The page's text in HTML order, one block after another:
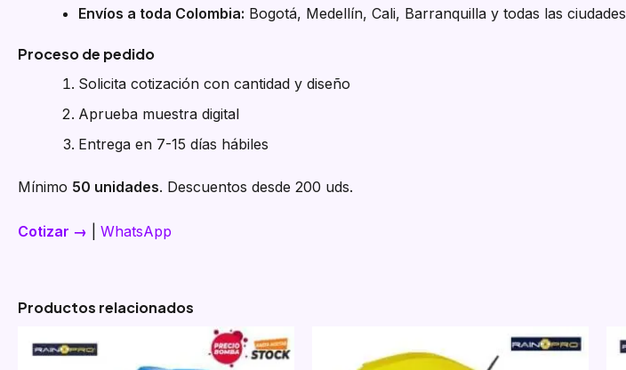
Envíos a toda Colombia: Bogotá, Medellín, Cali, Barranquilla y todas las ciudades
Proceso de pedido
Solicita cotización con cantidad y diseño
Aprueba muestra digital
Entrega en 7-15 días hábiles
Mínimo 50 unidades. Descuentos desde 200 uds.
Cotizar → WhatsApp
Productos relacionados